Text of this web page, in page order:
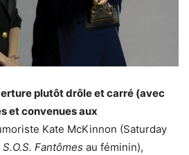
plutôt drôle et carré (avec
et convenues aux
Kate McKinnon (Saturday
S.O.S. Fantômes au féminin),